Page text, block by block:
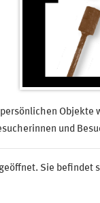
Objekte
und
Sie befindet